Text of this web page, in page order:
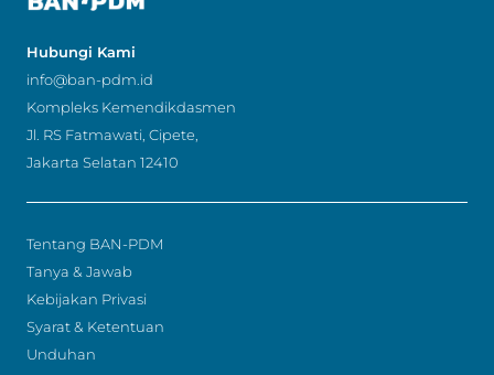
Hubungi Kami
info@ban-pdm.id
Kompleks Kemendikdasmen
Jl. RS Fatmawati, Cipete,
Jakarta Selatan 12410
Tentang BAN-PDM
Tanya & Jawab
Kebijakan Privasi
Syarat & Ketentuan
Unduhan